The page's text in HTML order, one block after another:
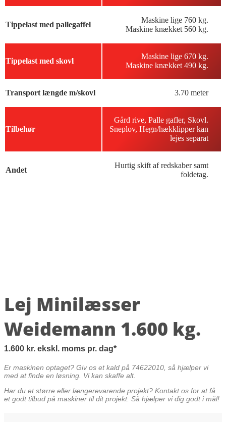
Tippelast med pallegaffel
Maskine lige 760 kg.
Maskine knækket 560 kg.
Tippelast med skovl
Maskine lige 670 kg.
Maskine knækket 490 kg.
Transport længde m/skovl 3.70 meter
Tilbehør
Gård rive, Palle gafler, Skovl.
Sneplov, Hegn/hækklipper kan
lejes separat
Andet
Hurtig skift af redskaber samt
foldetag.
Lej Minilæsser
Weidemann 1.600 kg.
1.600 kr. ekskl. moms pr. dag
Er maskinen optaget? Giv os et kald på 74622010, så hjælper vi
med at finde en løsning. Vi kan skaffe alt.
Har du et større eller længerevarende projekt? Kontakt os for at få
et godt tilbud på maskiner til dit projekt. Så hjælper vi dig godt i mål!